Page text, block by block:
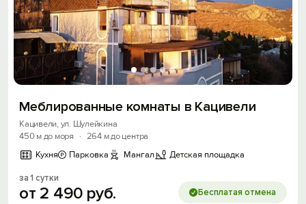
Меблированные комнаты в Кацивели
Кацивели, ул. Шулейкина
450 м до моря
· 264 м до центра
Кухня
Парковка Мангал Детская площадка
за 1 сутки
от 2 490 руб. Бесплатая отмена